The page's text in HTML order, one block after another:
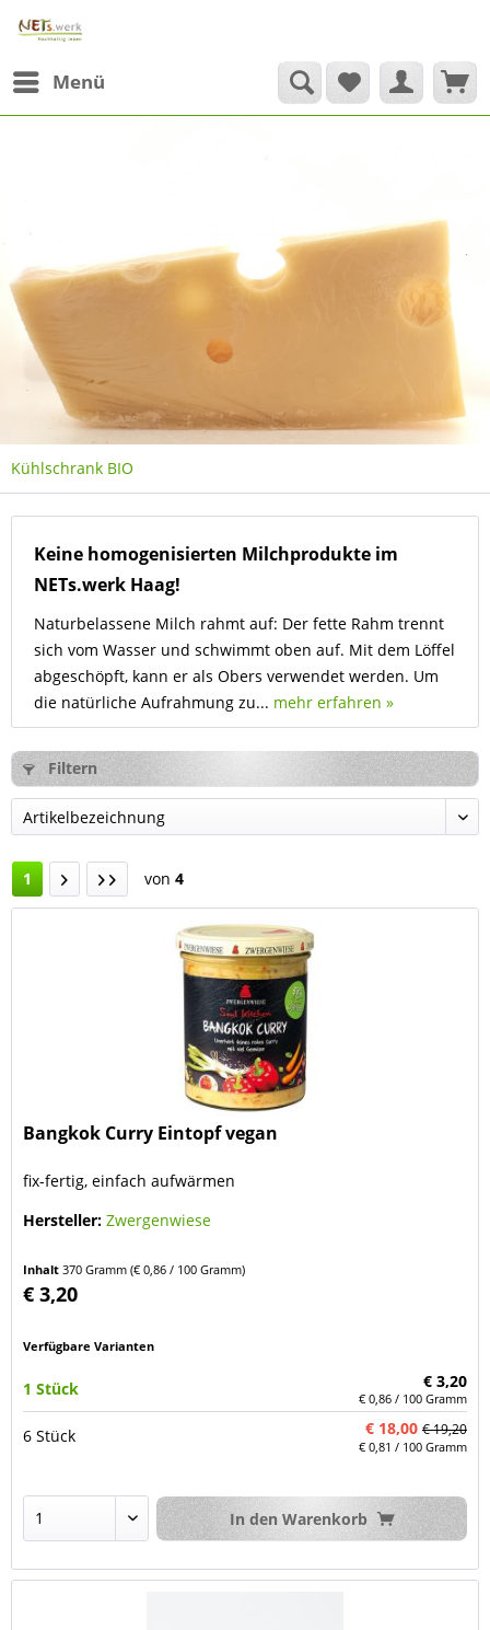
Menü
Kühlschrank BIO
Keine homogenisierten Milchprodukte im
NETs.werk Haag!
Naturbelassene Milch rahmt auf: Der fette Rahm trennt
sich vom Wasser und schwimmt oben auf. Mit dem Löffel
abgeschöpft, kann er als Obers verwendet werden. Um
die natürliche Aufrahmung zu... mehr erfahren »
Filtern
1 von 4
Bangkok Curry Eintopf vegan
fix-fertig, einfach aufwärmen
Hersteller: Zwergenwiese
Inhalt370 Gramm(€ 0,86 / 100 Gramm)
€ 3,20
Verfügbare Varianten
1 Stück € 3,20
€ 0,86 / 100 Gramm
6 Stück € 18,00 € 19,20
€ 0,81 / 100 Gramm
In den Warenkorb